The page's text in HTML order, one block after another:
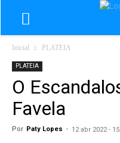
Inicial PLATEIA
PLATEIA
O
Favela
Por Paty Lopes - 12 abr 2022 -